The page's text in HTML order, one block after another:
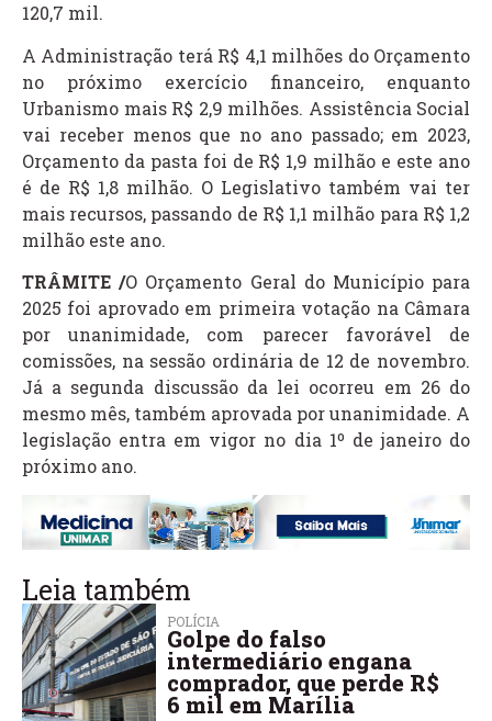
120,7 mil.
A Administração terá R$ 4,1 milhões do Orçamento
no próximo exercício financeiro, enquanto
Urbanismo mais R$ 2,9 milhões. Assistência Social
vai receber menos que no ano passado; em 2023,
Orçamento da pasta foi de R$ 1,9 milhão e este ano
é de R$ 1,8 milhão. O Legislativo também vai ter
mais recursos, passando de R$ 1,1 milhão para R$ 1,2
milhão este ano.
TRÂMITE /O Orçamento Geral do Município para
2025 foi aprovado em primeira votação na Câmara
por unanimidade, com parecer favorável de
comissões, na sessão ordinária de 12 de novembro.
Já a segunda discussão da lei ocorreu em 26 do
mesmo mês, também aprovada por unanimidade. A
legislação entra em vigor no dia 1º de janeiro do
próximo ano.
Leia também
POLÍCIA
Golpe do falso
intermediário engana
comprador, que perde R$
6 mil em Marília